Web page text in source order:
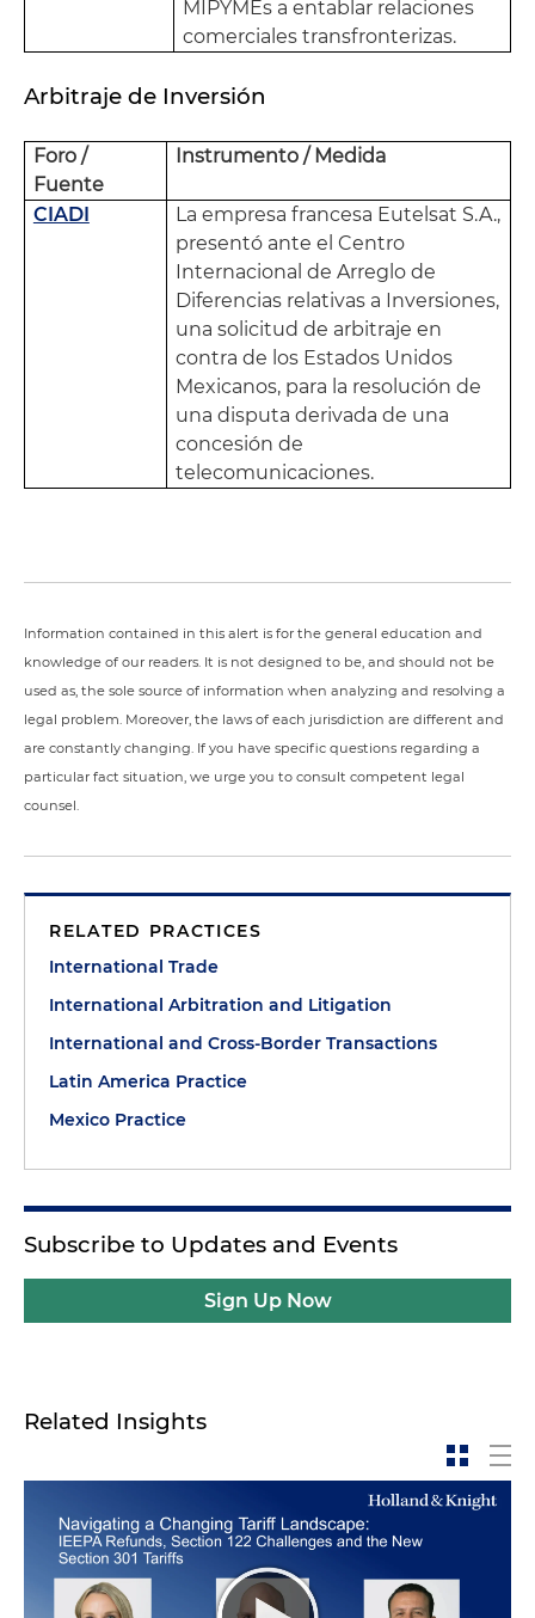
MIPYMEs a entablar relaciones
comerciales transfronterizas.
Arbitraje de Inversión
Foro /
Fuente
Instrumento / Medida
CIADI
La empresa francesa Eutelsat S.A.,
presentó ante el Centro
Internacional de Arreglo de
Diferencias relativas a Inversiones,
una solicitud de arbitraje en
contra de los Estados Unidos
Mexicanos, para la resolución de
una disputa derivada de una
concesión de
telecomunicaciones.
Information contained in this alert is for the general education and
knowledge of our readers. It is not designed to be, and should not be
used as, the sole source of information when analyzing and resolving a
legal problem. Moreover, the laws of each jurisdiction are different and
are constantly changing. If you have specific questions regarding a
particular fact situation, we urge you to consult competent legal
counsel.
RELATED PRACTICES
International Trade
International Arbitration and Litigation
International and Cross-Border Transactions
Latin America Practice
Mexico Practice
Subscribe to Updates and Events
Sign Up Now
Related Insights